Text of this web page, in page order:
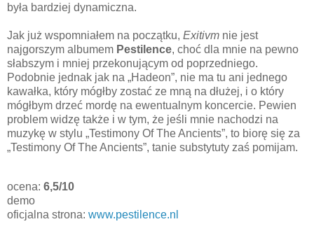
była bardziej dynamiczna.
Jak już wspomniałem na początku, Exitivm nie jest
najgorszym albumem Pestilence, choć dla mnie na pewno
słabszym i mniej przekonującym od poprzedniego.
Podobnie jednak jak na „Hadeon”, nie ma tu ani jednego
kawałka, który mógłby zostać ze mną na dłużej, i o który
mógłbym drzeć mordę na ewentualnym koncercie. Pewien
problem widzę także i w tym, że jeśli mnie nachodzi na
muzykę w stylu „Testimony Of The Ancients”, to biorę się za
„Testimony Of The Ancients”, tanie substytuty zaś pomijam.
ocena: 6,5/10
demo
oficjalna strona: www.pestilence.nl